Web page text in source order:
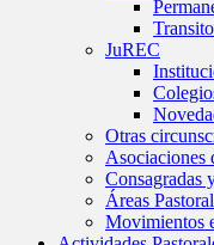
JuREC
Otras
Asociaciones
Consagradas
Áreas
Movimientos